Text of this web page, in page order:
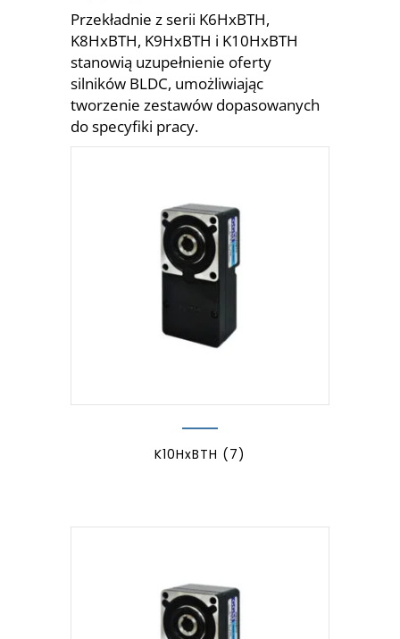
Przekładnie z serii K6HxBTH,
K8HxBTH, K9HxBTH i K10HxBTH
stanowią uzupełnienie oferty
silników BLDC, umożliwiając
tworzenie zestawów dopasowanych
do specyfiki pracy.
K10HxBTH (7)